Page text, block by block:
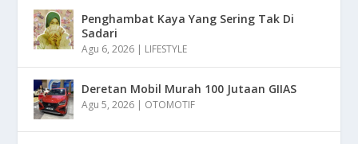
Penghambat Kaya Yang Sering Tak Di
Sadari
Agu 6, 2026 | LIFESTYLE
Deretan Mobil Murah 100 Jutaan GIIAS
Agu 5, 2026 | OTOMOTIF